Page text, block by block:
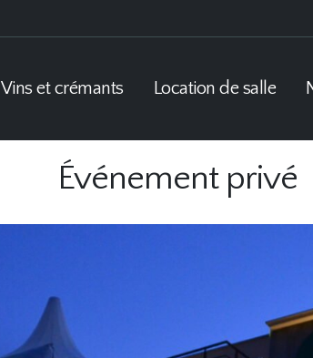
Vins et crémants Location de salle
Événement privé